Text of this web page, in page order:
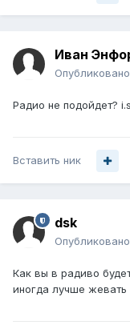
Иван
Опубликовано
Радио не подойдет?
Вставить ник
dsk
Опубликовано
Как вы в радиво
иногда лучше